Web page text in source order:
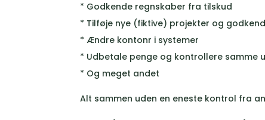
* Godkende regnskaber fra tilskud
* Tilføje nye (fiktive) projekter og
* Ændre kontonr i systemer
* Udbetale penge og kontrollere samme
* Og meget andet
Alt sammen uden en eneste kontrol fra